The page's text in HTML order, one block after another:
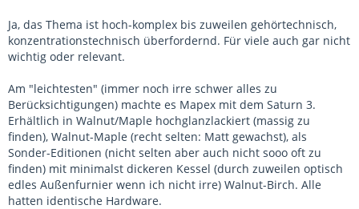
Ja, das Thema ist hoch-komplex bis zuweilen gehörtechnisch,
konzentrationstechnisch überfordernd. Für viele auch gar nicht
wichtig oder relevant.
Am "leichtesten" (immer noch irre schwer alles zu
Berücksichtigungen) machte es Mapex mit dem Saturn 3.
Erhältlich in Walnut/Maple hochglanzlackiert (massig zu
finden), Walnut-Maple (recht selten: Matt gewachst), als
Sonder-Editionen (nicht selten aber auch nicht sooo oft zu
finden) mit minimalst dickeren Kessel (durch zuweilen optisch
edles Außenfurnier wenn ich nicht irre) Walnut-Birch. Alle
hatten identische Hardware.